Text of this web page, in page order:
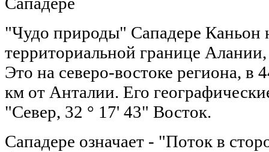
"Чудо природы" Сападере Каньон
территориальной границе
Это на северо-востоке региона, в
км от Анталии. Его
"Север, 32 ° 17' 43" Восток.
Сападере означает - "Поток в